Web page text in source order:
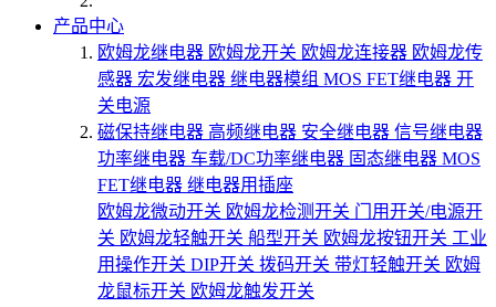
产品中心
欧姆龙继电器 欧姆龙开关 欧姆龙连接器 欧姆龙传
感器 宏发继电器 继电器模组 MOS FET继电器 开
关电源
磁保持继电器 高频继电器 安全继电器 信号继电器
功率继电器 车载/DC功率继电器 固态继电器 MOS
FET继电器 继电器用插座
欧姆龙微动开关 欧姆龙检测开关 门用开关/电源开
关 欧姆龙轻触开关 船型开关 欧姆龙按钮开关 工业
用操作开关 DIP开关 拨码开关 带灯轻触开关 欧姆
龙鼠标开关 欧姆龙触发开关